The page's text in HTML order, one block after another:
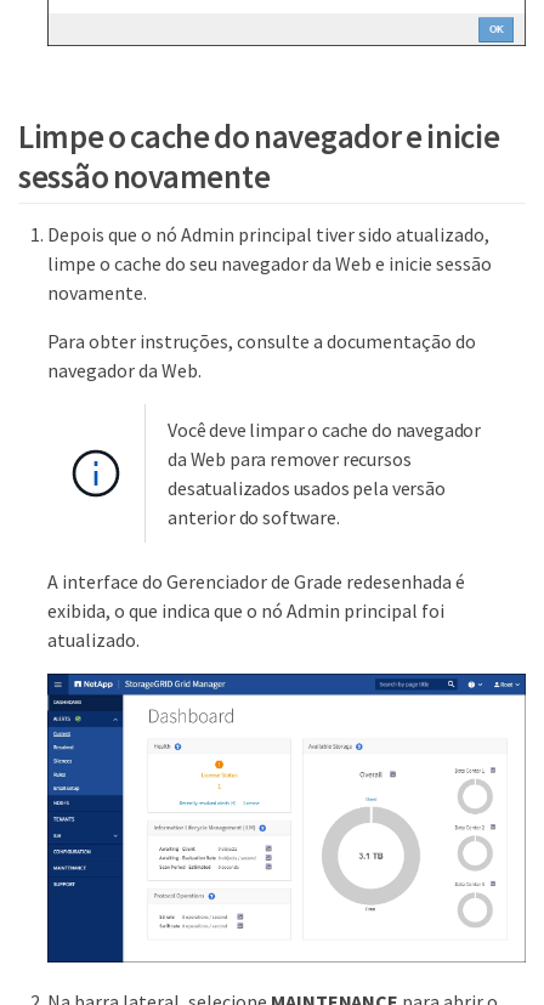
Limpe o cache do navegador e inicie
sessão novamente
Depois que o nó Admin principal tiver sido atualizado,
limpe o cache do seu navegador da Web e inicie sessão
novamente.
Para obter instruções, consulte a documentação do
navegador da Web.
Você deve limpar o cache do navegador
da Web para remover recursos
desatualizados usados pela versão
anterior do software.
A interface do Gerenciador de Grade redesenhada é
exibida, o que indica que o nó Admin principal foi
atualizado.